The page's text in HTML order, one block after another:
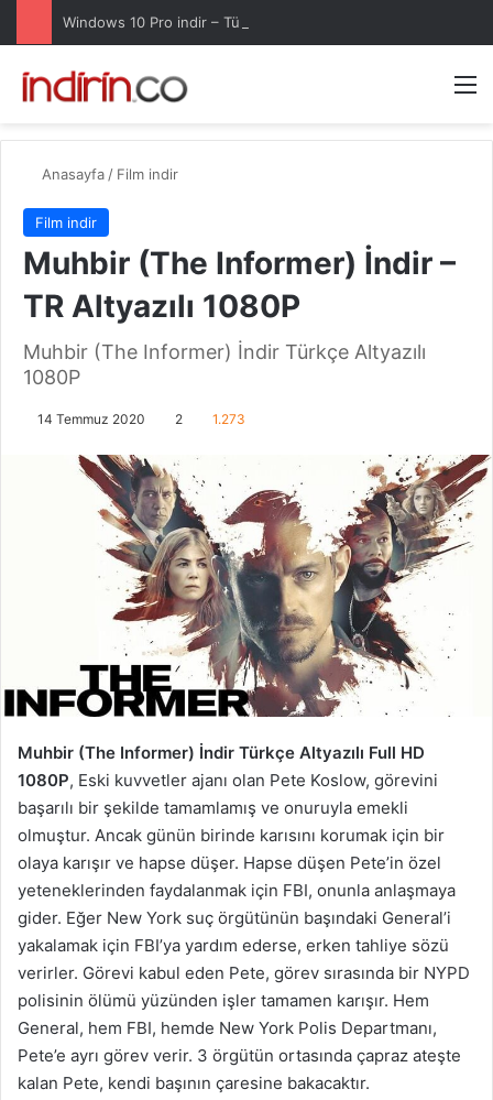
Windows 10 Pro indir – Türkçe – Güncel 2025
Anasayfa / Film indir
Film indir
Muhbir (The Informer) İndir –
TR Altyazılı 1080P
Muhbir (The Informer) İndir Türkçe Altyazılı
1080P
14 Temmuz 2020 2 1.273
Muhbir (The Informer) İndir Türkçe Altyazılı Full HD
1080P, Eski kuvvetler ajanı olan Pete Koslow, görevini
başarılı bir şekilde tamamlamış ve onuruyla emekli
olmuştur. Ancak günün birinde karısını korumak için bir
olaya karışır ve hapse düşer. Hapse düşen Pete’in özel
yeteneklerinden faydalanmak için FBI, onunla anlaşmaya
gider. Eğer New York suç örgütünün başındaki General’i
yakalamak için FBI’ya yardım ederse, erken tahliye sözü
verirler. Görevi kabul eden Pete, görev sırasında bir NYPD
polisinin ölümü yüzünden işler tamamen karışır. Hem
General, hem FBI, hemde New York Polis Departmanı,
Pete’e ayrı görev verir. 3 örgütün ortasında çapraz ateşte
kalan Pete, kendi başının çaresine bakacaktır.